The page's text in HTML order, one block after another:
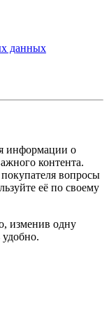
данных
информации о
контента.
вопросы
её по своему
изменив одну